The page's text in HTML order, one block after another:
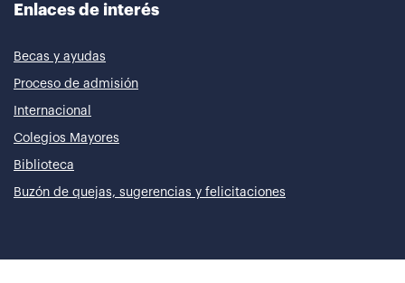
Enlaces de interés
Becas y ayudas
Proceso de admisión
Internacional
Colegios Mayores
Biblioteca
Buzón de quejas, sugerencias y felicitaciones